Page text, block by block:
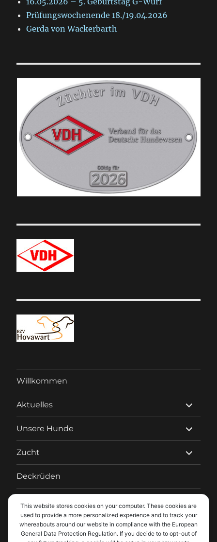
Prüfungswochenende 18./19.04.2026
Gerda von Wackerbarth
Willkommen
Aktuelles
anzeigen
Unsere Hunde
anzeigen
Zucht
anzeigen
Deckrüden
Regenbogenbrücke
anzeigen
This website stores cookies on your computer. These cookies are
used to provide a more personalized experience and to track your
whereabouts around our website in compliance with the European
General Data Protection Regulation. If you decide to to opt-out of